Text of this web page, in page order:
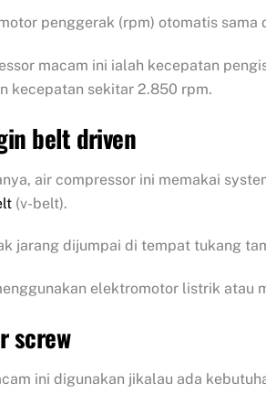
penggerak (rpm) otomatis sama
macam ini ialah kecepatan
kecepatan sekitar 2.850 rpm.
belt driven
air compressor ini memakai
(v-belt).
jarang dijumpai di tempat tukang
elektromotor listrik atau
screw
ini digunakan jikalau ada